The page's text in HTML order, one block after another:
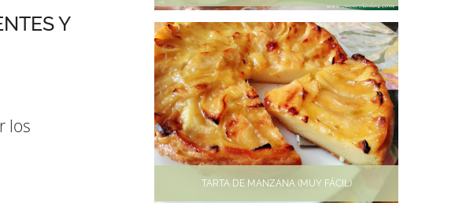
Y
los
TARTA DE MANZANA (MUY FÁCIL)